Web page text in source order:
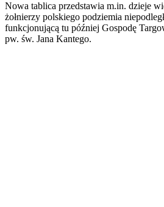
Nowa tablica przedstawia m.in. dzieje
żołnierzy polskiego podziemia
funkcjonującą tu później Gospodę
pw. św. Jana Kantego.